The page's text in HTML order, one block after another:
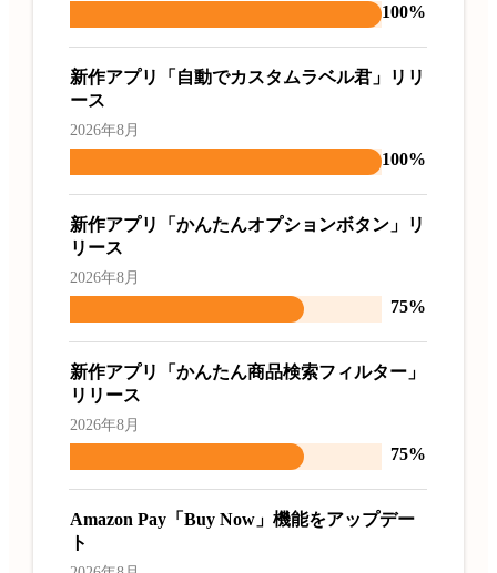
100%
新作アプリ「自動でカスタムラベル君」リリ
ース
2026年8月
100%
新作アプリ「かんたんオプションボタン」リ
リース
2026年8月
75%
新作アプリ「かんたん商品検索フィルター」
リリース
2026年8月
75%
Amazon Pay「Buy Now」機能をアップデー
ト